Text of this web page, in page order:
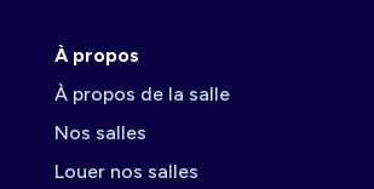
À propos
À propos de la salle
Nos salles
Louer nos salles